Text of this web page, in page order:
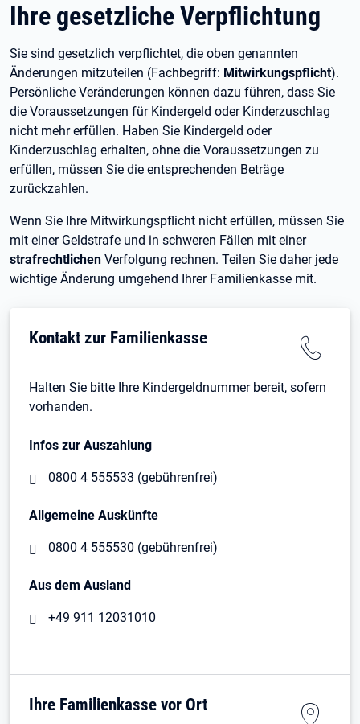
Ihre gesetzliche Verpflichtung
Sie sind gesetzlich verpflichtet, die oben genannten
Änderungen mitzuteilen (Fachbegriff: Mitwirkungspflicht).
Persönliche Veränderungen können dazu führen, dass Sie
die Voraussetzungen für Kindergeld oder Kinderzuschlag
nicht mehr erfüllen. Haben Sie Kindergeld oder
Kinderzuschlag erhalten, ohne die Voraussetzungen zu
erfüllen, müssen Sie die entsprechenden Beträge
zurückzahlen.
Wenn Sie Ihre Mitwirkungspflicht nicht erfüllen, müssen Sie
mit einer Geldstrafe und in schweren Fällen mit einer
strafrechtlichen Verfolgung rechnen. Teilen Sie daher jede
wichtige Änderung umgehend Ihrer Familienkasse mit.
Kontakt zur Familienkasse
Halten Sie bitte Ihre Kindergeldnummer bereit, sofern
vorhanden.
Infos zur Auszahlung
0800 4 555533 (gebührenfrei)
Allgemeine Auskünfte
0800 4 555530 (gebührenfrei)
Aus dem Ausland
+49 911 12031010
Ihre Familienkasse vor Ort